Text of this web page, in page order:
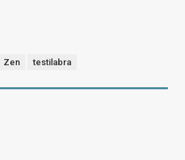
Zen testilabra